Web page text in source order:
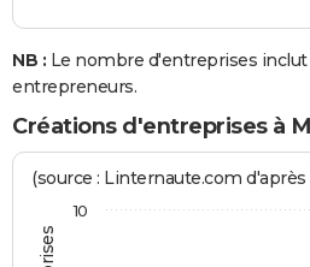
NB : Le nombre d'entreprises
entrepreneurs.
Créations d'entreprises à
(source : Linternaute.com d'après
10